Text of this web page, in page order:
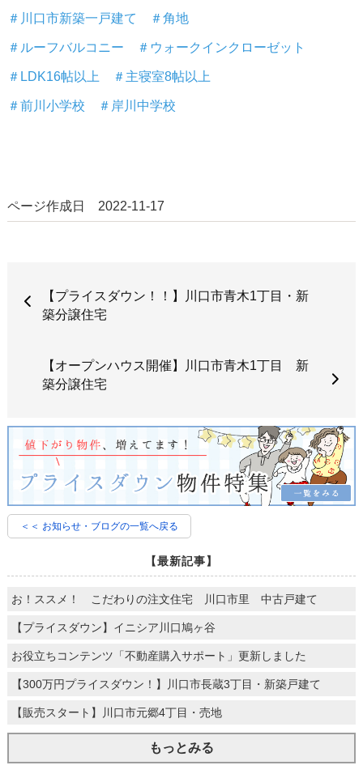
＃川口市新築一戸建て ＃角地
＃ルーフバルコニー ＃ウォークインクローゼット
＃LDK16帖以上 ＃主寝室8帖以上
＃前川小学校 ＃岸川中学校
ページ作成日 2022-11-17
【プライスダウン！！】川口市青木1丁目・新
築分譲住宅
【オープンハウス開催】川口市青木1丁目 新
築分譲住宅
＜＜ お知らせ・ブログの一覧へ戻る
【最新記事】
お！ススメ！ こだわりの注文住宅 川口市里 中古戸建て
【プライスダウン】イニシア川口鳩ヶ谷
お役立ちコンテンツ「不動産購入サポート」更新しました
【300万円プライスダウン！】川口市長蔵3丁目・新築戸建て
【販売スタート】川口市元郷4丁目・売地
もっとみる